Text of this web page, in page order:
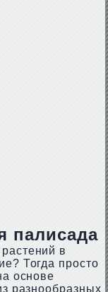
палисада
в
Тогда просто
основе
разнообразных